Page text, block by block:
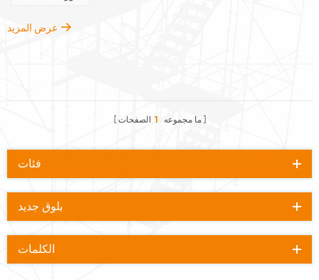
عرض المزيد
ما مجموعه 1 الصفحات
فئات
بلوق جديد
الكلمات